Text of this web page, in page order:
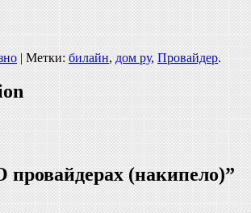
| Метки: билайн, дом ру, Провайдер.
провайдерах (накипело)”